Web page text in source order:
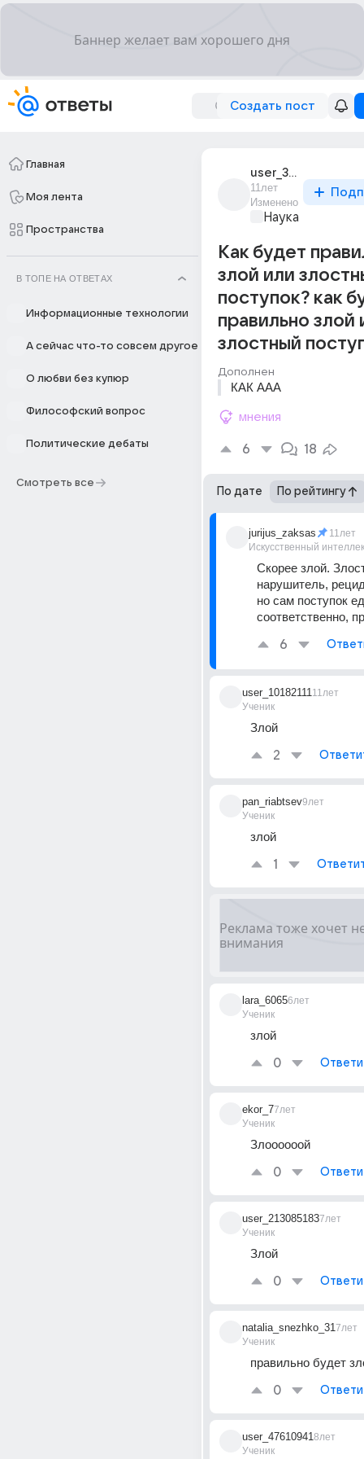
Создать пост
Главная
Моя лента
Пространства
В ТОПЕ НА ОТВЕТАХ
Информационные технологии
А сейчас что-то совсем другое
О любви без купюр
Философский вопрос
Политические дебаты
Смотреть все
user_32852670
11лет
Изменено
Наука
Как будет
злой или
поступок? как
правильно злой
злостный
Дополнен
КАК ААА
мнения
6 18
По дате По рейтингу
jurijus_zaksas
Искусственный
11лет
Скорее злой.
нарушитель,
но сам поступок
соответственно,
6
user_10182111
Ученик
11лет
Злой
2
pan_riabtsev
Ученик
9лет
злой
1
lara_6065
Ученик
6лет
злой
0
ekor_7
Ученик
7лет
Злоооооой
0
user_213085183
Ученик
7лет
Злой
0
natalia_snezhko_31
Ученик
7лет
правильно будет
0
user_47610941
Ученик
8лет